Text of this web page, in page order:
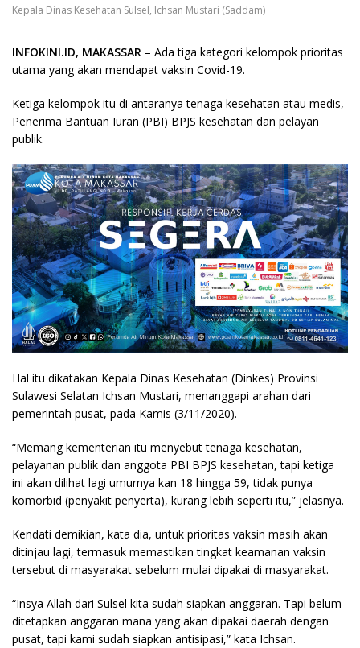
Kepala Dinas Kesehatan Sulsel, Ichsan Mustari (Saddam)
INFOKINI.ID, MAKASSAR – Ada tiga kategori kelompok prioritas
utama yang akan mendapat vaksin Covid-19.
Ketiga kelompok itu di antaranya tenaga kesehatan atau medis,
Penerima Bantuan Iuran (PBI) BPJS kesehatan dan pelayan
publik.
Hal itu dikatakan Kepala Dinas Kesehatan (Dinkes) Provinsi
Sulawesi Selatan Ichsan Mustari, menanggapi arahan dari
pemerintah pusat, pada Kamis (3/11/2020).
“Memang kementerian itu menyebut tenaga kesehatan,
pelayanan publik dan anggota PBI BPJS kesehatan, tapi ketiga
ini akan dilihat lagi umurnya kan 18 hingga 59, tidak punya
komorbid (penyakit penyerta), kurang lebih seperti itu,” jelasnya.
Kendati demikian, kata dia, untuk prioritas vaksin masih akan
ditinjau lagi, termasuk memastikan tingkat keamanan vaksin
tersebut di masyarakat sebelum mulai dipakai di masyarakat.
“Insya Allah dari Sulsel kita sudah siapkan anggaran. Tapi belum
ditetapkan anggaran mana yang akan dipakai daerah dengan
pusat, tapi kami sudah siapkan antisipasi,” kata Ichsan.